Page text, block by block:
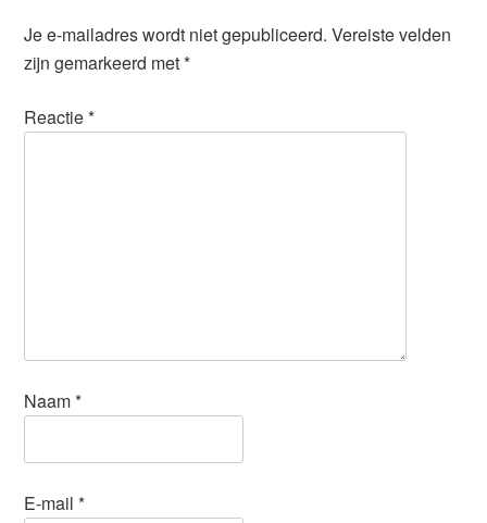
Je e-mailadres wordt niet gepubliceerd. Vereiste velden
zijn gemarkeerd met*
Reactie*
Naam*
E-mail*